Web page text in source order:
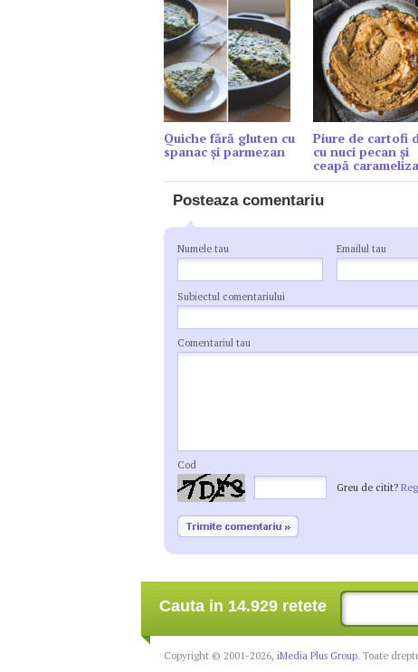
Quiche fără gluten cu
spanac și parmezan
Piure de cartofi
cu nuci pecan și
ceapă
Posteaza comentariu
Numele tau Emailul tau
Subiectul comentariului
Comentariul tau
Cod
Greu de citit?
Cauta in 14.929 retete
Copyright © 2001-2026, iMedia Plus Group. Toate